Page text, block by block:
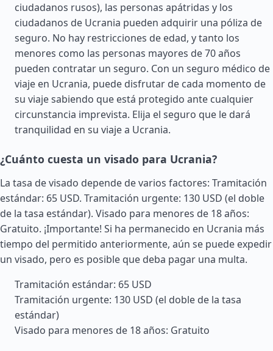
ciudadanos rusos), las personas apátridas y los
ciudadanos de Ucrania pueden adquirir una póliza de
seguro. No hay restricciones de edad, y tanto los
menores como las personas mayores de 70 años
pueden contratar un seguro. Con un seguro médico de
viaje en Ucrania, puede disfrutar de cada momento de
su viaje sabiendo que está protegido ante cualquier
circunstancia imprevista. Elija el seguro que le dará
tranquilidad en su viaje a Ucrania.
¿Cuánto cuesta un visado para Ucrania?
La tasa de visado depende de varios factores: Tramitación
estándar: 65 USD. Tramitación urgente: 130 USD (el doble
de la tasa estándar). Visado para menores de 18 años:
Gratuito. ¡Importante! Si ha permanecido en Ucrania más
tiempo del permitido anteriormente, aún se puede expedir
un visado, pero es posible que deba pagar una multa.
Tramitación estándar: 65 USD
Tramitación urgente: 130 USD (el doble de la tasa
estándar)
Visado para menores de 18 años: Gratuito